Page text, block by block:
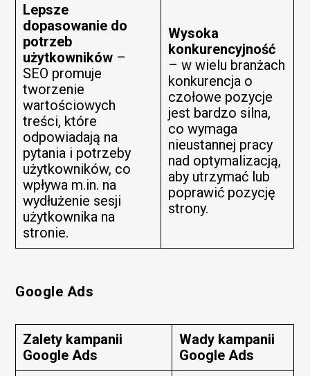
Lepsze
dopasowanie do
potrzeb
użytkowników –
SEO promuje
tworzenie
wartościowych
treści, które
odpowiadają na
pytania i potrzeby
użytkowników, co
wpływa m.in. na
wydłużenie sesji
użytkownika na
stronie.
Wysoka
konkurencyjność
– w wielu branżach
konkurencja o
czołowe pozycje
jest bardzo silna,
co wymaga
nieustannej pracy
nad optymalizacją,
aby utrzymać lub
poprawić pozycję
strony.
Google Ads
Zalety kampanii
Google Ads
Wady kampanii
Google Ads